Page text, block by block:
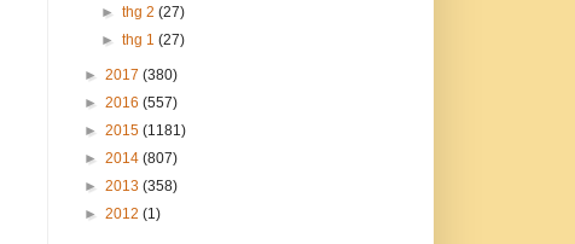
►thg 2(27)
►thg 1(27)
► 2017 (380)
► 2016 (557)
► 2015 (1181)
► 2014 (807)
► 2013 (358)
► 2012 (1)